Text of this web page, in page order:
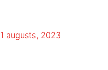
1 augusts, 2023